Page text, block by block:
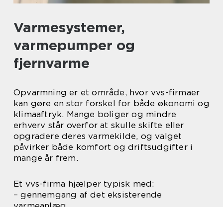
Varmesystemer,
varmepumper og
fjernvarme
Opvarmning er et område, hvor vvs-firmaer
kan gøre en stor forskel for både økonomi og
klimaaftryk. Mange boliger og mindre
erhverv står overfor at skulle skifte eller
opgradere deres varmekilde, og valget
påvirker både komfort og driftsudgifter i
mange år frem.
Et vvs-firma hjælper typisk med:
– gennemgang af det eksisterende